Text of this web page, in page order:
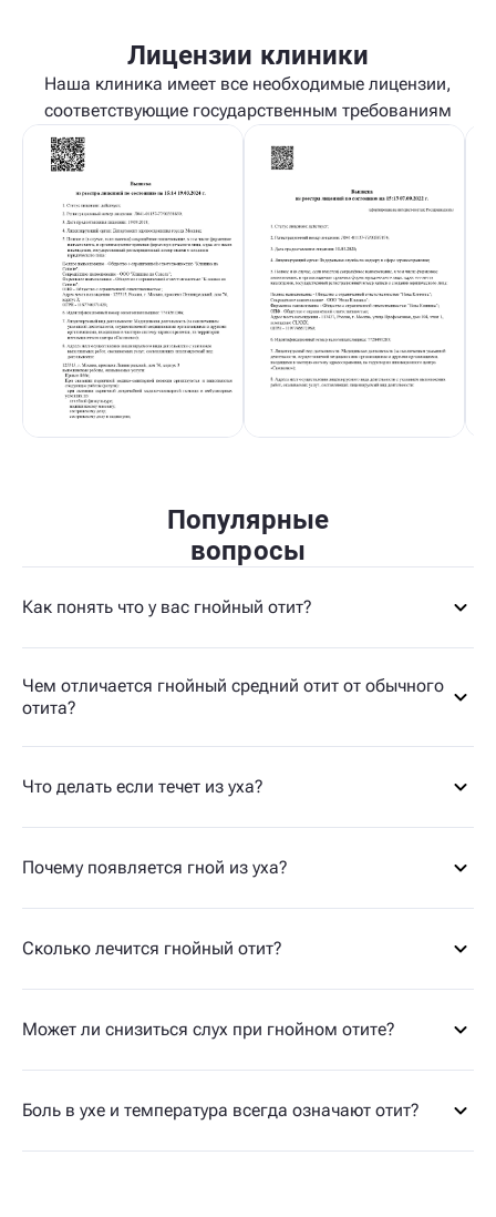
Лицензии клиники
Наша клиника имеет все необходимые лицензии,
соответствующие государственным требованиям
Популярные
вопросы
Как понять что у вас гнойный отит?
Чем отличается гнойный средний отит от обычного
отита?
Что делать если течет из уха?
Почему появляется гной из уха?
Сколько лечится гнойный отит?
Может ли снизиться слух при гнойном отите?
Боль в ухе и температура всегда означают отит?